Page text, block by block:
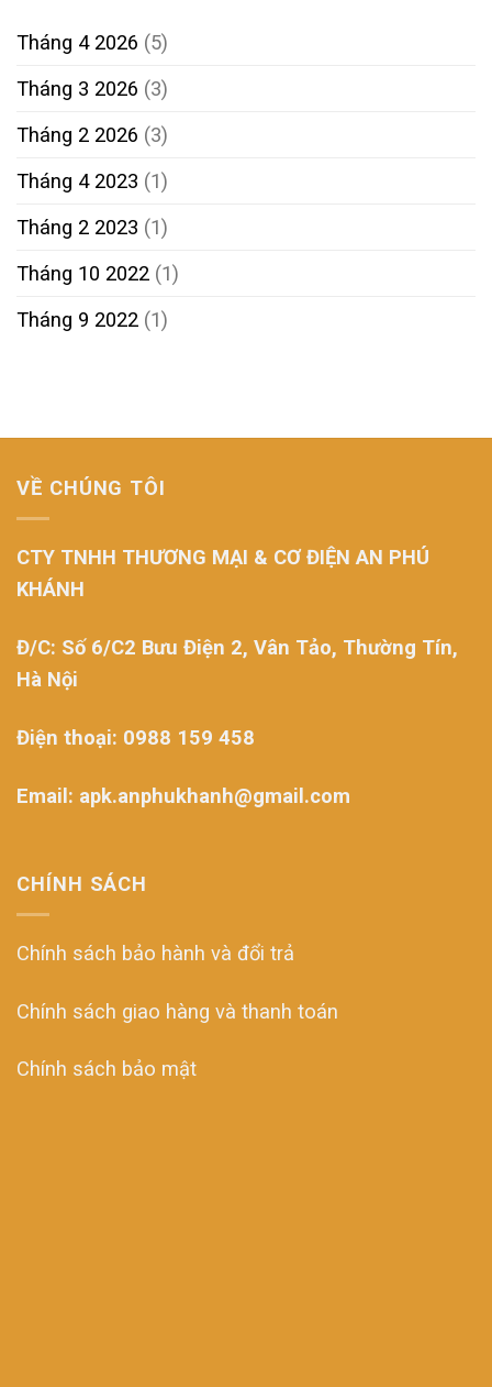
Tháng 4 2026 (5)
Tháng 3 2026 (3)
Tháng 2 2026 (3)
Tháng 4 2023 (1)
Tháng 2 2023 (1)
Tháng 10 2022 (1)
Tháng 9 2022 (1)
VỀ CHÚNG TÔI
CTY TNHH THƯƠNG MẠI & CƠ ĐIỆN AN PHÚ
KHÁNH
Đ/C: Số 6/C2 Bưu Điện 2, Vân Tảo, Thường Tín,
Hà Nội
Điện thoại: 0988 159 458
Email: apk.anphukhanh@gmail.com
CHÍNH SÁCH
Chính sách bảo hành và đổi trả
Chính sách giao hàng và thanh toán
Chính sách bảo mật